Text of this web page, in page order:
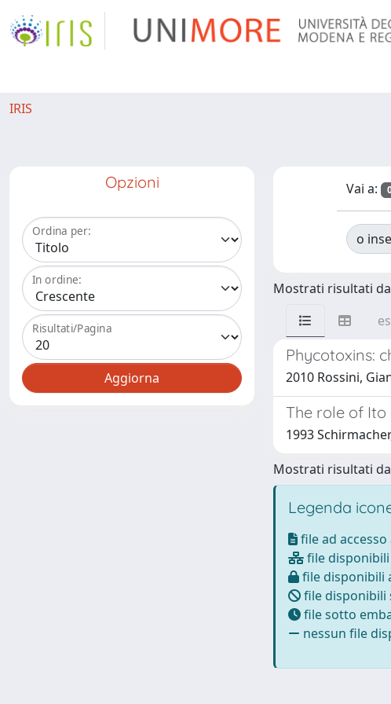
IRIS
Opzioni
Ordina per:
In ordine:
Risultati/Pagina
Vai a:
o
Mostrati risultati
Phycotoxins:
2010 Rossini,
The role of Ito
1993
Mostrati risultati
Legenda
file ad
file
file disponibili
file disponibili
file sotto
nessun file